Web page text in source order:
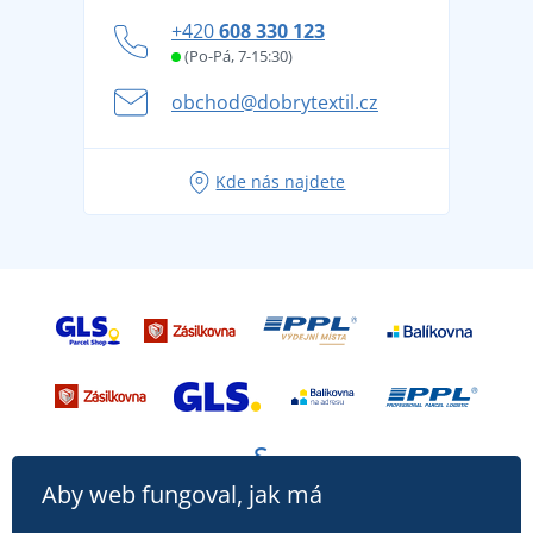
Věrnostní program BONTIS +
Letní dobrodružství začíná balením aneb připravte
se na dovolenou bez starostí
Tipy na svěží outfity pro pohodové léto
+420608 330 123
(Po-Pá, 7-15:30)
obchod@dobrytextil.cz
Kde nás najdete
Aby web fungoval, jak má